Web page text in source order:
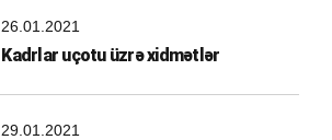
26.01.2021
Kadrlar uçotu üzrə xidmətlər
29.01.2021